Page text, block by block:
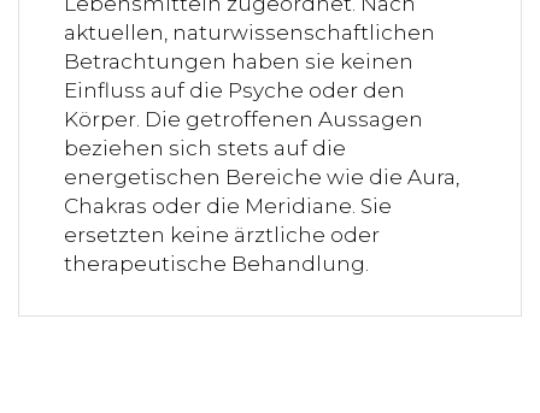
aktuellen, naturwissenschaftlichen
Betrachtungen haben sie keinen
Einfluss auf die Psyche oder den
Körper. Die getroffenen Aussagen
beziehen sich stets auf die
energetischen Bereiche wie die Aura,
Chakras oder die Meridiane. Sie
ersetzten keine ärztliche oder
therapeutische Behandlung.